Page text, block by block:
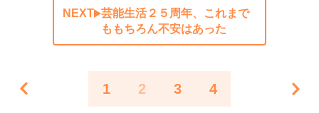
NEXT
芸能生活２５周年、これまで
ももちろん不安はあった
1 2 3 4